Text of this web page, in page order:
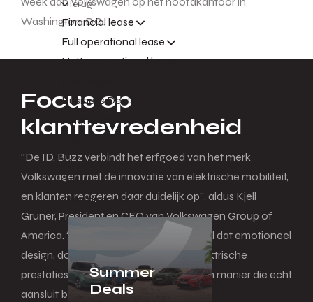
Terug
Financial lease
Full operational lease
Netto operational lease
Business Deals
Financieren
Terug
Over financieren
Summer
Deals
Washington, D.C..
Focus op
klanttevredenheid
“De ID. Buzz verbindt het erfgoed van het merk
Volkswagen met de innovatie van elektrische mobiliteit,
en klanten reageren daar duidelijk op”, aldus Kjell
Gruner, President en CEO van Volkswagen Group of
America. “Deze erkenning is een signaal dat emotioneel
design, doordachte technologie en elektrische
prestaties kunnen samenkomen op een manier die echt
aansluit bij moderne automobilisten.”